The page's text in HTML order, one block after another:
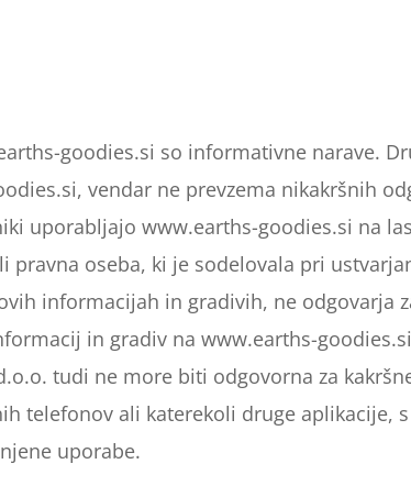
goodies.si so informativne narave.
vendar ne prevzema nikakršnih
uporabljajo www.earths-goodies.si na
pravna oseba, ki je sodelovala pri
informacijah in gradivih, ne odgovarja
in gradiv na www.earths-
tudi ne more biti odgovorna za
telefonov ali katerekoli druge aplikacije,
uporabe.